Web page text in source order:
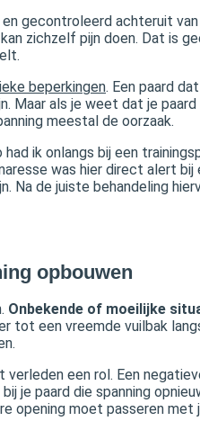
gecontroleerd achteruit
zichzelf pijn doen. Dat is
beperkingen. Een paard
Maar als je weet dat je
meestal de oorzaak.
ik onlangs bij een
was hier direct alert
Na de juiste behandeling
opbouwen
Onbekende of moeilijke
tot een vreemde vuilbak
een rol. Een
je paard die spanning
opening moet passeren met